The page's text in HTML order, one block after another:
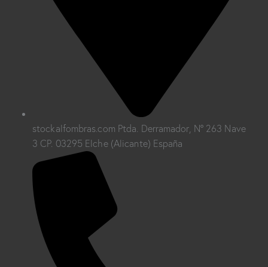
stockalfombras.com Ptda. Derramador, Nº 263 Nave
3 CP. 03295 Elche (Alicante) España